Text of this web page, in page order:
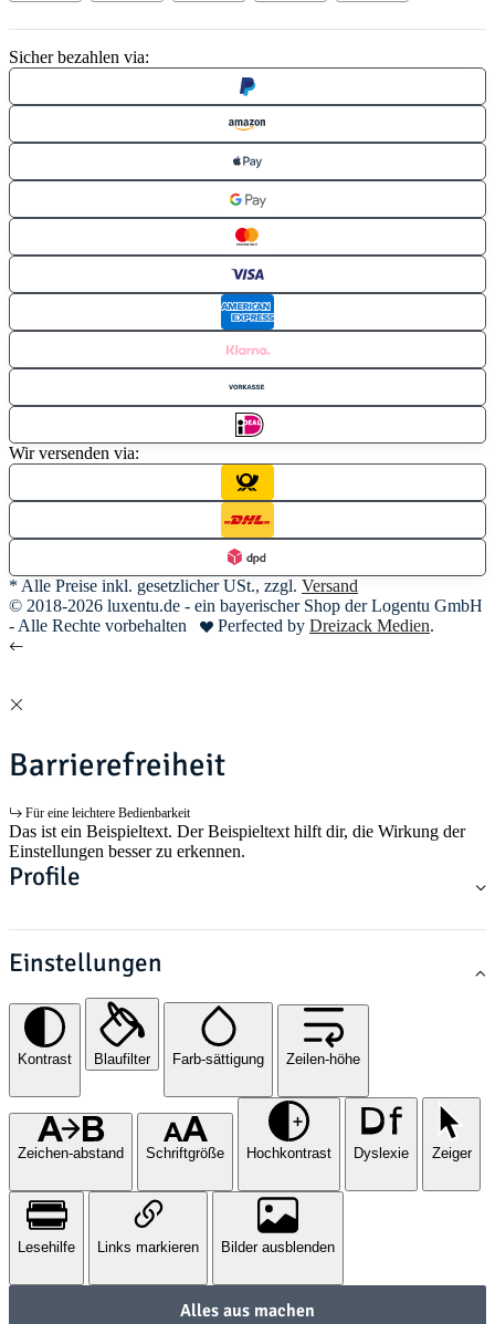
Sicher bezahlen via:
Wir versenden via:
* Alle Preise inkl. gesetzlicher USt., zzgl. Versand
© 2018-2026 luxentu.de - ein bayerischer Shop der Logentu GmbH
- Alle Rechte vorbehalten
Perfected by Dreizack Medien.
Barrierefreiheit
Für eine leichtere Bedienbarkeit
Das ist ein Beispieltext. Der Beispieltext hilft dir, die Wirkung der
Einstellungen besser zu erkennen.
Profile
Einstellungen
Kontrast Blaufilter Farb-sättigung Zeilen-höhe
Zeichen-abstand Schriftgröße Hochkontrast Dyslexie Zeiger
Lesehilfe Links markieren Bilder ausblenden
Alles aus machen